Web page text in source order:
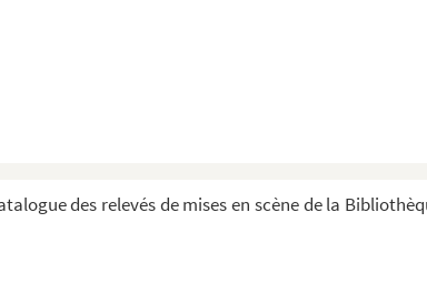
des relevés de mises en scène de la